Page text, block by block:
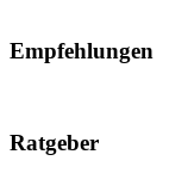
Empfehlungen
Ratgeber